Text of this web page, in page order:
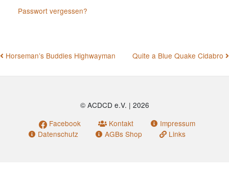
Passwort vergessen?
BEITRAGSNAVIGATION
Horseman’s Buddies Highwayman Quite a Blue Quake Cidabro
© ACDCD e.V. | 2026
Facebook
Kontakt
Impressum
Datenschutz
AGBs Shop Links